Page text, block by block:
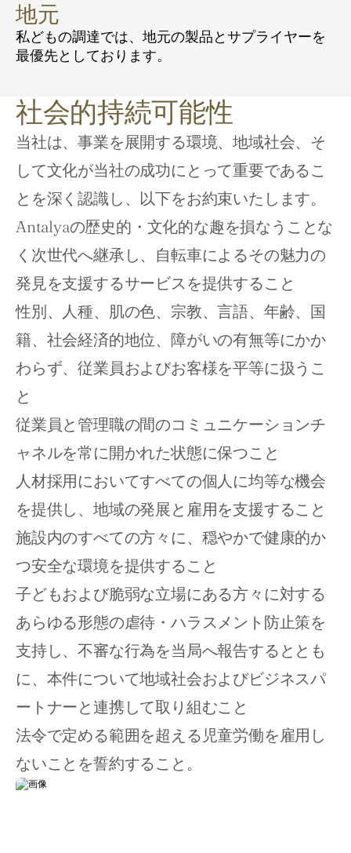
地元
私どもの調達では、地元の製品とサプライヤーを
最優先としております。
社会的持続可能性
当社は、事業を展開する環境、地域社会、そ
して文化が当社の成功にとって重要であるこ
とを深く認識し、以下をお約束いたします。
Antalyaの歴史的・文化的な趣を損なうことな
く次世代へ継承し、自転車によるその魅力の
発見を支援するサービスを提供すること
性別、人種、肌の色、宗教、言語、年齢、国
籍、社会経済的地位、障がいの有無等にかか
わらず、従業員およびお客様を平等に扱うこ
と
従業員と管理職の間のコミュニケーションチ
ャネルを常に開かれた状態に保つこと
人材採用においてすべての個人に均等な機会
を提供し、地域の発展と雇用を支援すること
施設内のすべての方々に、穏やかで健康的か
つ安全な環境を提供すること
子どもおよび脆弱な立場にある方々に対する
あらゆる形態の虐待・ハラスメント防止策を
支持し、不審な行為を当局へ報告するととも
に、本件について地域社会およびビジネスパ
ートナーと連携して取り組むこと
法令で定める範囲を超える児童労働を雇用し
ないことを誓約すること。